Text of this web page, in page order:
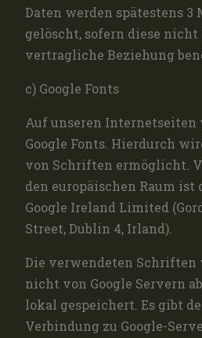
Daten werden spätestens 3
gelöscht, sofern diese
vertragliche Beziehung
c) Google Fonts
Auf unseren
Google Fonts. Hierdurch
von Schriften ermöglicht.
den europäischen Raum ist
Google Ireland Limited
Street, Dublin 4, Irland).
Die verwendeten Schriften
nicht von Google Servern
lokal gespeichert. Es gibt
Verbindung zu Google-